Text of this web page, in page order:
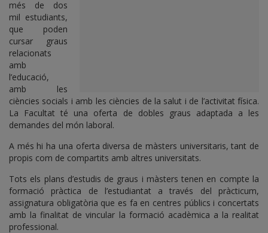
més de dos
mil estudiants,
que poden
cursar graus
relacionats
amb
l’educació,
amb les
ciències socials i amb les ciències de la salut i de l’activitat física.
La Facultat té una oferta de dobles graus adaptada a les
demandes del món laboral.
A més hi ha una oferta diversa de màsters universitaris, tant de
propis com de compartits amb altres universitats.
Tots els plans d’estudis de graus i màsters tenen en compte la
formació pràctica de l’estudiantat a través del pràcticum,
assignatura obligatòria que es fa en centres públics i concertats
amb la finalitat de vincular la formació acadèmica a la realitat
professional.